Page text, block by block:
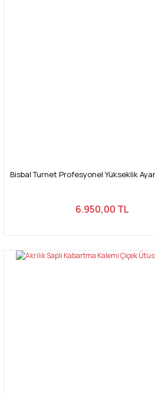
Bisbal Turnet Profesyonel Yükseklik
6.950,00 TL